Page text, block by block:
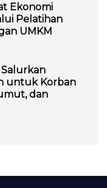
Ekonomi
Pelatihan
UMKM
untuk Korban
dan